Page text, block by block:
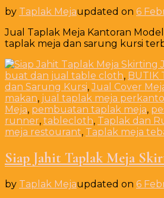
by Taplak Mejaupdated on 6
Jual Taplak Meja Kantoran
taplak meja dan sarung kursi
buat dan jual table cloth, BUTIK
dan Sarung Kursi,Jual Cover
makan, jual taplak meja
Meja, pembuatan taplak meja,
runner, tablecloth, Taplak dan
meja restourant, Taplak meja
Siap Jahit Taplak Meja
by Taplak Mejaupdated on 6